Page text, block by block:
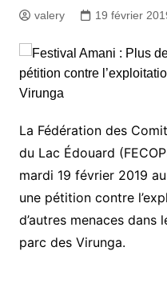
valery 19 février
La Fédération des
du Lac Édouard
mardi 19 février 2019
une pétition contre
d’autres menaces
parc des Virunga.